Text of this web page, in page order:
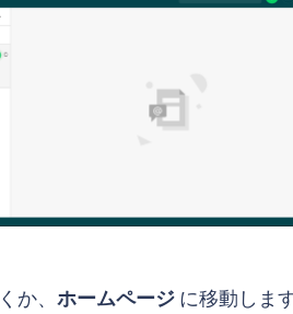
か、 ホームページ に移動しま